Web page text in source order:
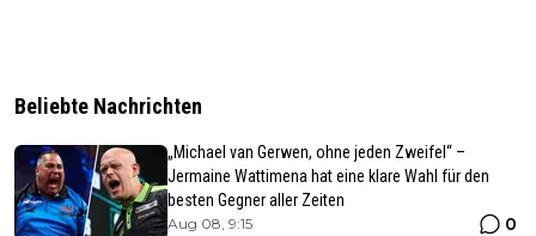
Beliebte Nachrichten
„Michael van Gerwen, ohne jeden Zweifel“ –
Jermaine Wattimena hat eine klare Wahl für den
besten Gegner aller Zeiten
Aug 08, 9:15 0